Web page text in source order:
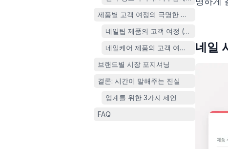
제품별 고객 여정의 극명한 차이
네일팁 제품의 고객 여정 (데싱디바 매직
네일케어 제품의 고객 여정 (반디 핑크
브랜드별 시장 포지셔닝
결론: 시간이 말해주는 진실
업계를 위한 3가지 제언
FAQ
네일